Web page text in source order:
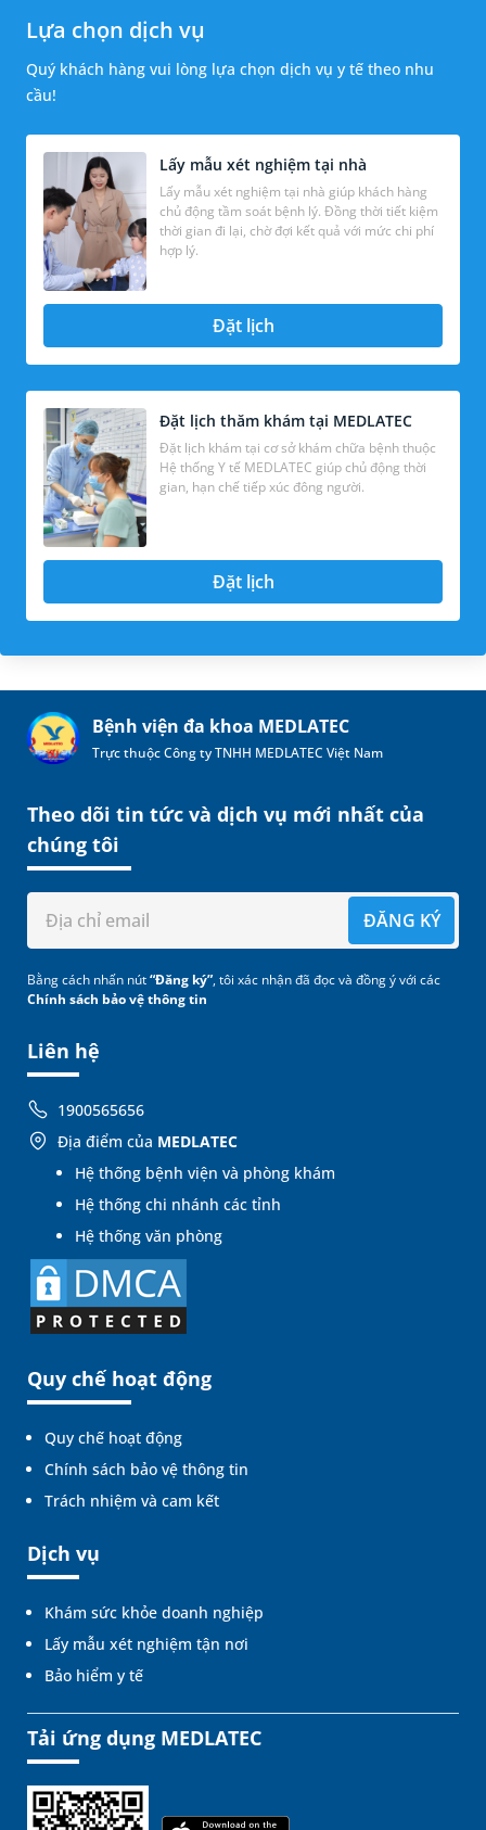
Lựa chọn dịch vụ
Quý khách hàng vui lòng lựa chọn dịch vụ y tế theo nhu
cầu!
Lấy mẫu xét nghiệm tại nhà
Lấy mẫu xét nghiệm tại nhà giúp khách hàng
chủ động tầm soát bệnh lý. Đồng thời tiết kiệm
thời gian đi lại, chờ đợi kết quả với mức chi phí
hợp lý.
Đặt lịch
Đặt lịch thăm khám tại MEDLATEC
Đặt lịch khám tại cơ sở khám chữa bệnh thuộc
Hệ thống Y tế MEDLATEC giúp chủ động thời
gian, hạn chế tiếp xúc đông người.
Đặt lịch
Bệnh viện đa khoa MEDLATEC
Trực thuộc Công ty TNHH MEDLATEC Việt Nam
Liên hệ
1900565656
Địa điểm của MEDLATEC
Hệ thống bệnh viện và phòng khám
Hệ thống chi nhánh các tỉnh
Hệ thống văn phòng
Quy chế hoạt động
Quy chế hoạt động
Chính sách bảo vệ thông tin
Trách nhiệm và cam kết
Dịch vụ
Khám sức khỏe doanh nghiệp
Lấy mẫu xét nghiệm tận nơi
Bảo hiểm y tế
Theo dõi tin tức và dịch vụ mới nhất của
chúng tôi
ĐĂNG KÝ
Bằng cách nhấn nút“Đăng ký”, tôi xác nhận đã đọc và đồng ý với các
Chính sách bảo vệ thông tin
Tải ứng dụng MEDLATEC